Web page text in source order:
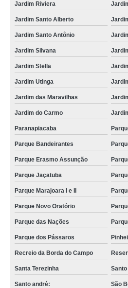
Jardim Riviera
Jardim Santo Alberto
Jardim Santo Antônio
Jardim Silvana
Jardim Stella
Jardim Utinga
Jardim das Maravilhas
Jardim do Carmo
Paranapiacaba
Parque Bandeirantes
Parque Erasmo Assunção
Parque Jaçatuba
Parque Marajoara I e II
Parque Novo Oratório
Parque das Nações
Parque dos Pássaros
Recreio da Borda do Campo
Santa Terezinha
Santo andré: São